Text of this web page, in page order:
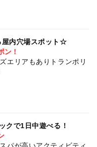
屋内穴場スポット☆
ン！
エリアもありトランポリ
クで1日中遊べる！
パが高いアクティビティ